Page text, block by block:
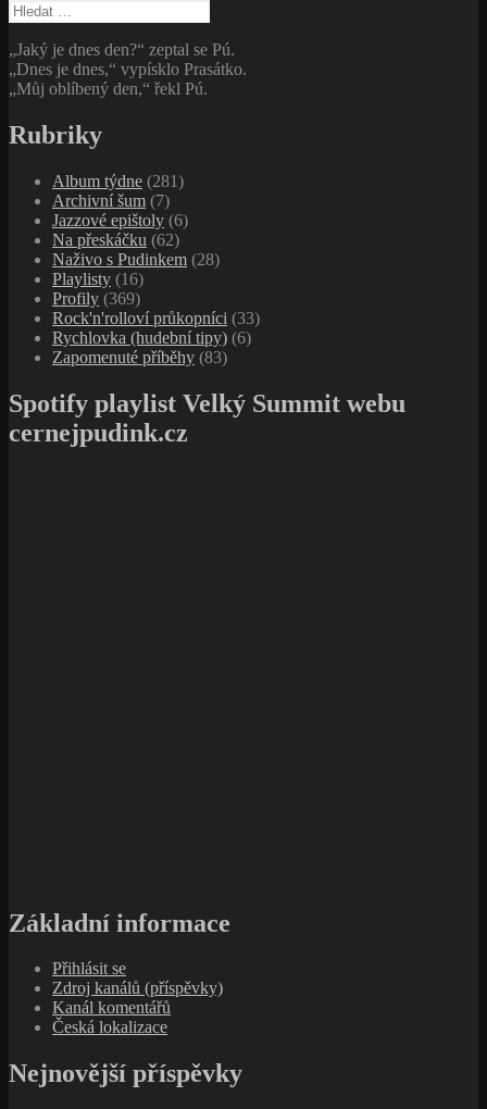
Vyhledávání
„Jaký je dnes den?“ zeptal se Pú.
„Dnes je dnes,“ vypísklo Prasátko.
„Můj oblíbený den,“ řekl Pú.
Rubriky
Album týdne (281)
Archivní šum (7)
Jazzové epištoly (6)
Na přeskáčku (62)
Naživo s Pudinkem (28)
Playlisty (16)
Profily (369)
Rock'n'rolloví průkopníci (33)
Rychlovka (hudební tipy) (6)
Zapomenuté příběhy (83)
Spotify playlist Velký Summit webu
cernejpudink.cz
Základní informace
Přihlásit se
Zdroj kanálů (příspěvky)
Kanál komentářů
Česká lokalizace
Nejnovější příspěvky